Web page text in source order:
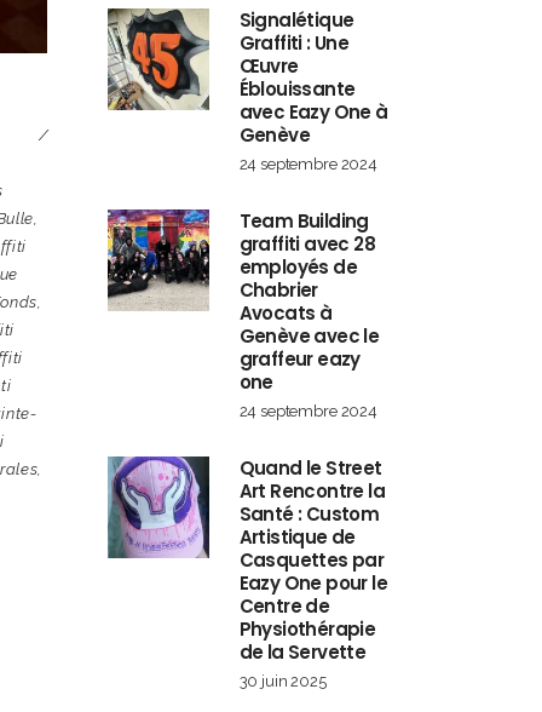
Signalétique
Graffiti : Une
Œuvre
Éblouissante
avec Eazy One à
Genève
24 septembre 2024
Team Building
graffiti avec 28
employés de
Chabrier
Avocats à
Genève avec le
graffeur eazy
one
24 septembre 2024
Quand le Street
Art Rencontre la
Santé : Custom
Artistique de
Casquettes par
Eazy One pour le
Centre de
Physiothérapie
de la Servette
30 juin 2025